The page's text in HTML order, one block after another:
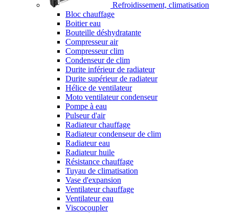
Refroidissement, climatisation
Bloc chauffage
Boitier eau
Bouteille déshydratante
Compresseur air
Compresseur clim
Condenseur de clim
Durite inférieur de radiateur
Durite supérieur de radiateur
Hélice de ventilateur
Moto ventilateur condenseur
Pompe à eau
Pulseur d'air
Radiateur chauffage
Radiateur condenseur de clim
Radiateur eau
Radiateur huile
Résistance chauffage
Tuyau de climatisation
Vase d'expansion
Ventilateur chauffage
Ventilateur eau
Viscocoupler